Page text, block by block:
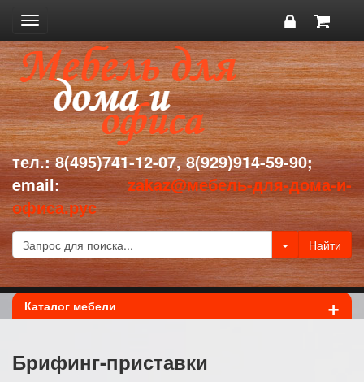
Toggle
navigation
тел.: 8(495)741-12-07, 8(929)914-59-90;
email:zakaz@мебель-для-дома-и-
офиса.рус
Каталог мебели +
Брифинг-приставки